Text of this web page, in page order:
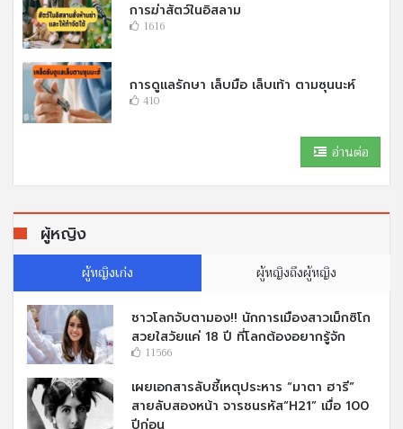
การฆ่าสัตว์ในอิสลาม
1616
การดูแลรักษา เล็บมือ เล็บเท้า ตามซุนนะห์
410
อ่านต่อ
ผู้หญิง
ผู้หญิงเก่ง ผู้หญิงถึงผู้หญิง
ชาวโลกจับตามอง!! นักการเมืองสาวเม็กซิโก
สวยใสวัยแค่ 18 ปี ที่โลกต้องอยากรู้จัก
11566
เผยเอกสารลับชี้เหตุประหาร “มาตา ฮารี”
สายลับสองหน้า จารชนรหัส“H21” เมื่อ 100
ปีก่อน